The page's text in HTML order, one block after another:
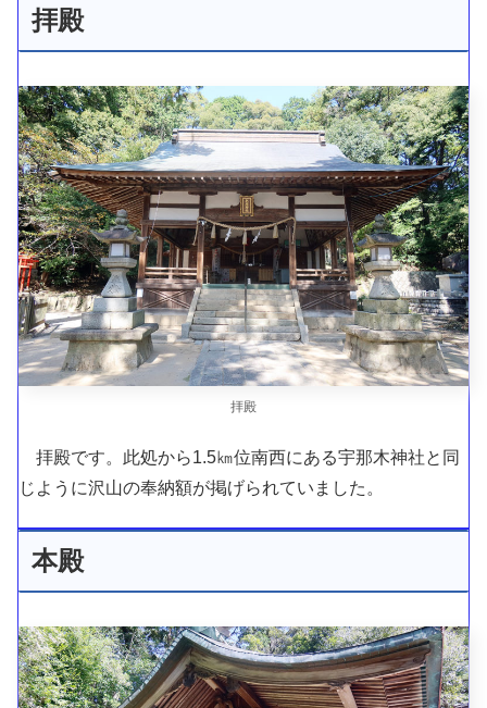
拝殿
拝殿
拝殿です。此処から1.5㎞位南西にある宇那木神社と同
じように沢山の奉納額が掲げられていました。
本殿